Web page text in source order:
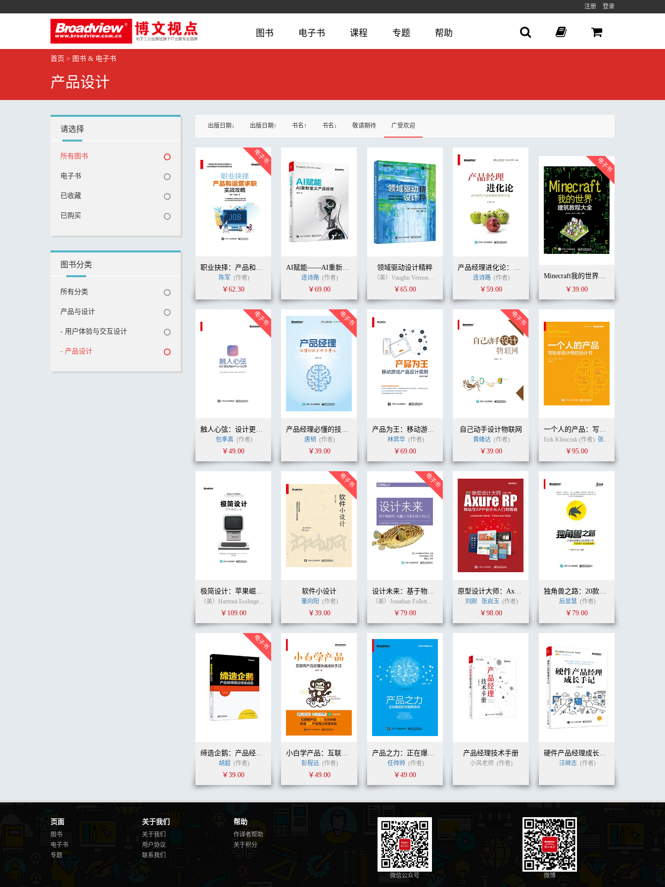
注册 登录
图书 电子书 课程 专题 帮助
首页 > 图书 & 电子书
产品设计
请选择
所有图书
电子书
已收藏
已购买
图书分类
所有分类
产品与设计
- 用户体验与交互设计
- 产品设计
出版日期↓ 出版日期↑ 书名↑ 书名↓ 敬请期待 广受欢迎
职业抉择：产品和运营求职实战攻略
陈军 (作者)
￥62.30
AI赋能——AI重新定义产品经理
连诗路 (作者)
￥69.00
领域驱动设计精粹
（美）Vaughn Vernon（沃恩·弗农） (作者) 覃宇 (译者)
￥65.00
产品经理进化论：AI+时代产品经理的思维方法
连诗路 (作者)
￥59.00
Minecraft我的世界：建筑教程大全
￥39.00
触人心弦：设计更优秀的iPhone应用
包季真 (作者)
￥49.00
产品经理必懂的技术那点事儿
唐韧 (作者)
￥39.00
产品为王：移动游戏产品设计规则
林宾华 (作者)
￥69.00
自己动手设计物联网
黄峰达 (作者)
￥39.00
一个人的产品：写给非设计师的设计书
Erik Klimczak (作者) 张卷益
￥95.00
极简设计：苹果崛起之道
（美）Hartmut Esslinger（哈特穆特 艾斯林格） (作者) (译者)
￥109.00
软件小设计
董向阳 (作者)
￥39.00
设计未来：基于物联网、机器人与基因技术的UX（全彩）
（美）Jonathan Follett（乔纳森·福利特） (作者) 席九天 (译者)
￥79.00
原型设计大师：Axure RP网站与APP设计从入门到精通
刘刚 张启玉 (作者)
￥98.00
独角兽之路：20款快速爆发且极具潜力的互联网产品深度剖析（全彩）
后显慧 (作者)
￥79.00
缔造企鹅：产品经理是这样炼成的
胡超 (作者)
￥39.00
小白学产品：互联网产品经理快速成长手记
彭程远 (作者)
￥49.00
产品之力：正在爆发的互联网革命
任帅帅 (作者)
￥49.00
产品经理技术手册
小风老师 (作者)
硬件产品经理成长手记（全彩）
汪继志 (作者)
页面
图书
电子书
专题
关于我们
关于我们
用户协议
联系我们
帮助
作译者帮助
关于积分
微信公众号 微博